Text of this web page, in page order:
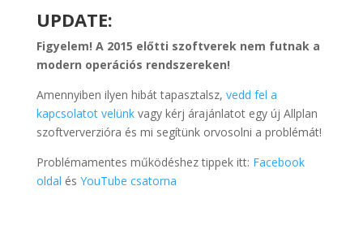
UPDATE:
Figyelem! A 2015 előtti szoftverek nem futnak a
modern operációs rendszereken!
Amennyiben ilyen hibát tapasztalsz, vedd fel a
kapcsolatot velünkvagy kérj árajánlatot egy új Allplan
szoftververzióra és mi segítünk orvosolni a problémát!
Problémamentes működéshez tippek itt: Facebook
oldal és YouTube csatorna